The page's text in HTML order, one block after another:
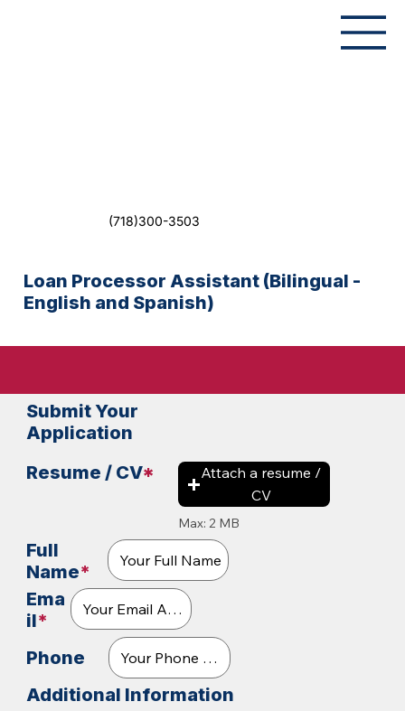
(718)300-3503
Loan Processor Assistant (Bilingual -
English and Spanish)
Submit Your
Application
Resume / CV*
Attach a resume /
CV
Max: 2 MB
Full
Name*
Ema
il*
Phone
Additional Information